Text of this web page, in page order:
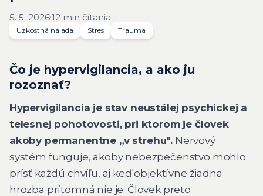
5. 5. 2026·12 min čítania
Úzkostná nálada Stres Trauma
Čo je hypervigilancia, a ako ju
rozoznať?
Hypervigilancia je stav neustálej psychickej a
telesnej pohotovosti, pri ktorom je človek
akoby permanentne „v strehu". Nervový
systém funguje, akoby nebezpečenstvo mohlo
prísť každú chvíľu, aj keď objektívne žiadna
hrozba prítomná nie je. Človek preto